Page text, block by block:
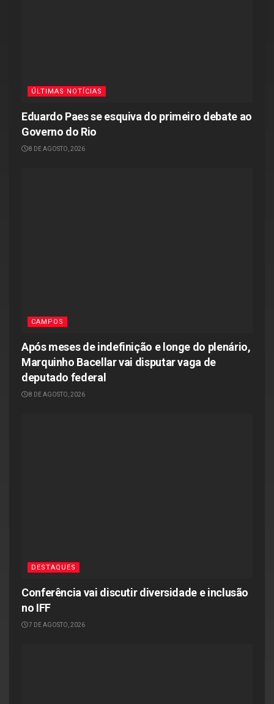
ÚLTIMAS NOTÍCIAS
Eduardo Paes se esquiva do primeiro debate ao
Governo do Rio
8 DE AGOSTO, 2026
CAMPOS
Após meses de indefinição e longe do plenário,
Marquinho Bacellar vai disputar vaga de
deputado federal
8 DE AGOSTO, 2026
DESTAQUES
Conferência vai discutir diversidade e inclusão
no IFF
7 DE AGOSTO, 2026